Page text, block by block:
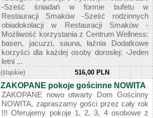
-Sześć śniadań w formie bufetu w
Restauracji Smaków -Sześć rodzinnych
obiadokolacji w Restauracji Smaków -
Możliwość korzystania z Centrum Wellness:
basen, jacuzzi, sauna, łaźnia Dodatkowe
korzyści dla każdej osoby dorosłej: -Jeden
letni ...
(śląskie) 516,00 PLN
ZAKOPANE pokoje gościnne NOWITA
ZAKOPANE nowo otwarty Dom Gościnny
NOWITA, zapraszamy gości przez cały rok
!!! Oferujemy pokoje 1, 2, 3, 4 osobowe z